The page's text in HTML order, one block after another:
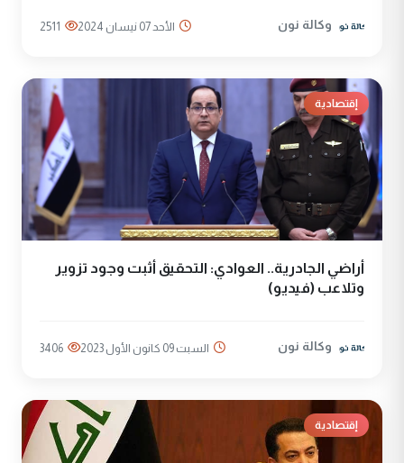
وكالة نون الأحد 07 نيسان 2024 2511
إقتصادية
أراضي الجادرية.. العوادي: التحقيق أثبت وجود تزوير
وتلاعب (فيديو)
وكالة نون السبت 09 كانون الأول 2023 3406
إقتصادية